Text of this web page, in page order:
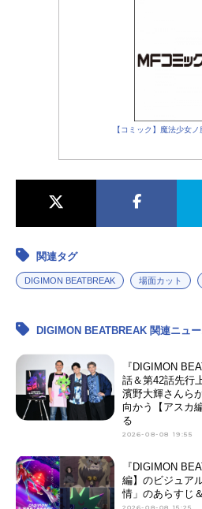
内山昂輝
影森ミハル：佐倉綾音
黒潮ソウジ：三木眞一郎
【コミック】魔法少女
関連タグ
DIGIMON BEATBREAK 場面カット
DIGIMON BEATBREAK 関連ニュ
『DIGIMON
話＆第42話先行
濱野大輝さんら
向かう【アスカ
る
2026-08-08 19:55
『DIGIMON
編】のビジュア
情」のあらすじ